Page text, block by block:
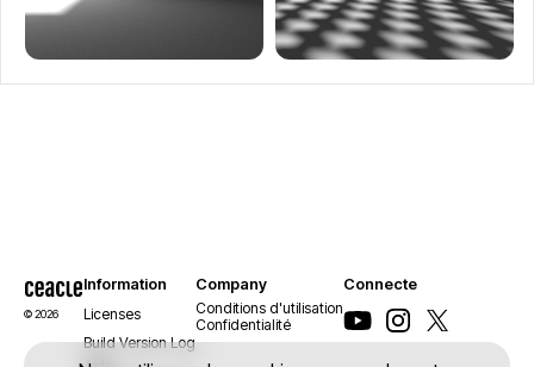
© 2026
Information
Licenses
Build Version Log
Company
Conditions d'utilisation
Confidentialité
Connecte